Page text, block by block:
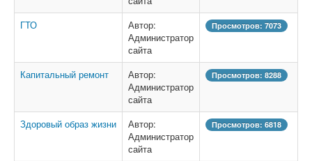
ГТО
Автор:
Администратор
сайта
Просмотров: 7073
Капитальный ремонт
Автор:
Администратор
сайта
Просмотров: 8288
Здоровый образ жизни
Автор:
Администратор
сайта
Просмотров: 6818